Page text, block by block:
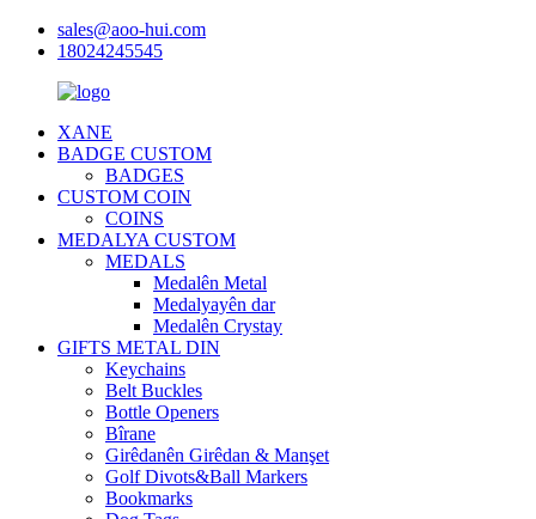
sales@aoo-hui.com
18024245545
XANE
BADGE CUSTOM
BADGES
CUSTOM COIN
COINS
MEDALYA CUSTOM
MEDALS
Medalên Metal
Medalyayên dar
Medalên Crystay
GIFTS METAL DIN
Keychains
Belt Buckles
Bottle Openers
Bîrane
Girêdanên Girêdan & Manşet
Golf Divots&Ball Markers
Bookmarks